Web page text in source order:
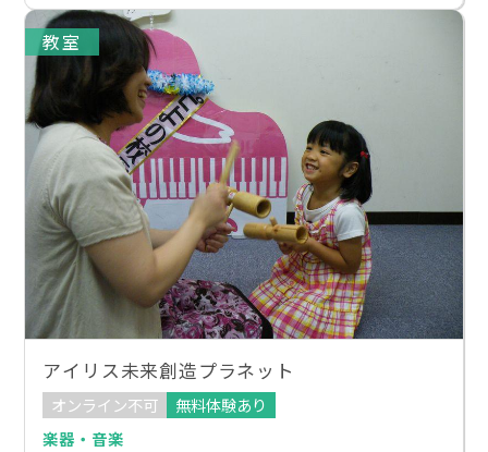
教室
アイリス未来創造プラネット
オンライン不可
無料体験あり
楽器・音楽